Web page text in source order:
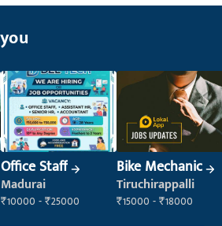
Office Staff
Madurai
₹10000 - ₹25000
Bike Mechanic
Tiruchirappalli
₹15000 - ₹18000